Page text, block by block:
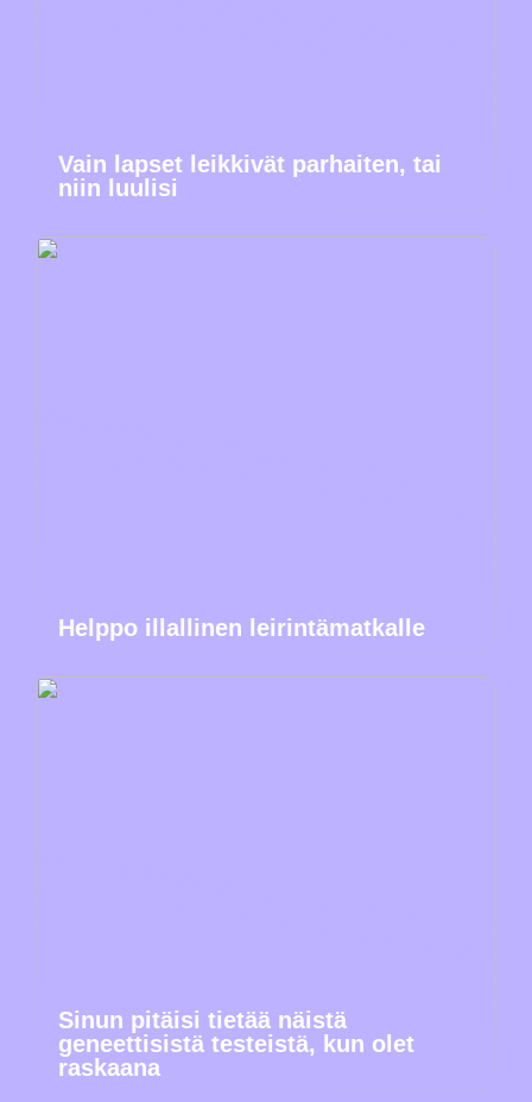
Vain lapset leikkivät parhaiten, tai
niin luulisi
Helppo illallinen leirintämatkalle
Sinun pitäisi tietää näistä
geneettisistä testeistä, kun olet
raskaana